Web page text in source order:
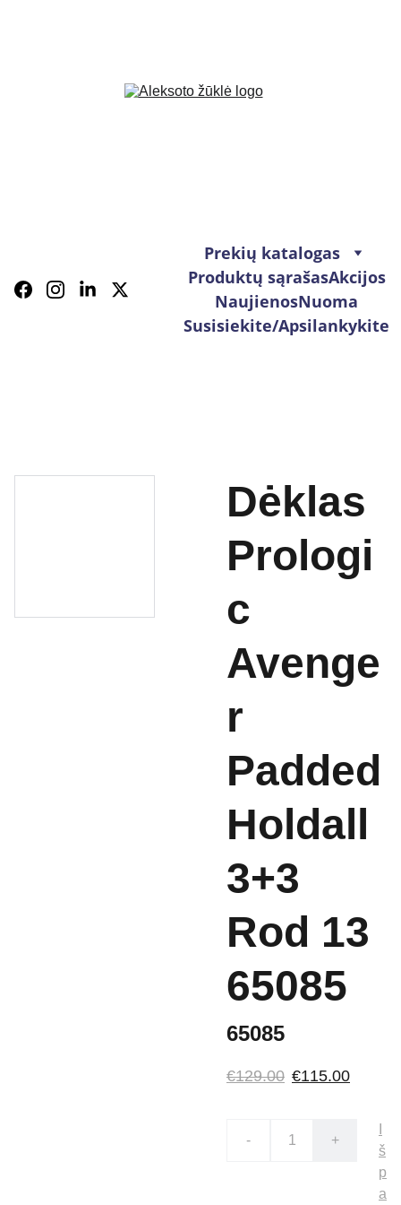
Prekių katalogas
Produktų sąrašasAkcijos
NaujienosNuoma
Susisiekite/Apsilankykite
Dėklas
Prologi
c
Avenge
r
Padded
Holdall
3+3
Rod 13
65085
65085
€129.00 €115.00
- +
š
p
a